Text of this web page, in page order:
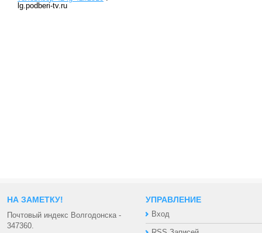
lg.podberi-tv.ru
НА ЗАМЕТКУ!
Почтовый индекс Волгодонска -
347360.
УПРАВЛЕНИЕ
Вход